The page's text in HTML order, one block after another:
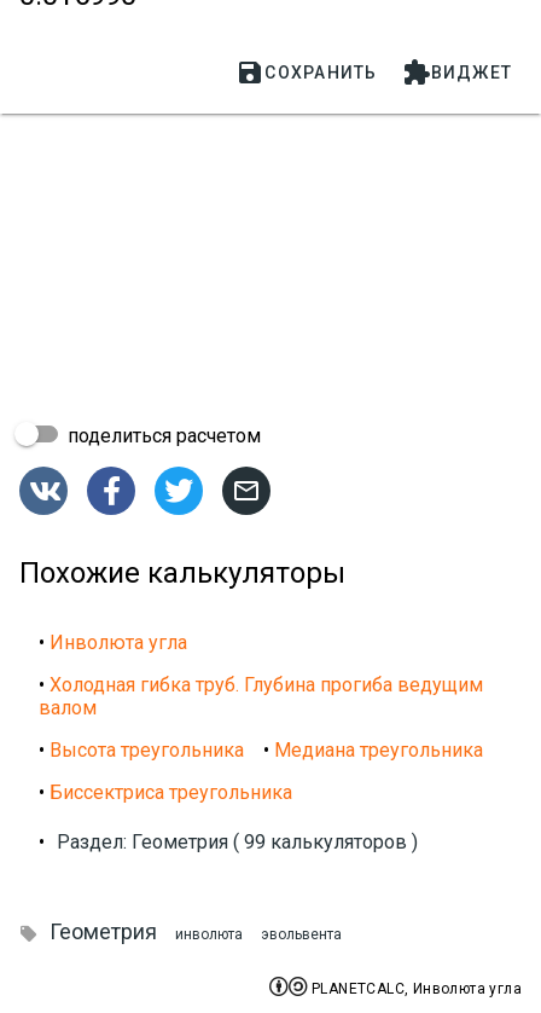
 СОХРАНИТЬ ВИДЖЕТ
поделиться расчетом
   
Похожие калькуляторы
• Инволюта угла
• Холодная гибка труб. Глубина прогиба ведущим
валом
• Высота треугольника • Медиана треугольника
• Биссектриса треугольника
• Раздел: Геометрия ( 99 калькуляторов )
 Геометрия инволюта эвольвента
PLANETCALC, Инволюта угла